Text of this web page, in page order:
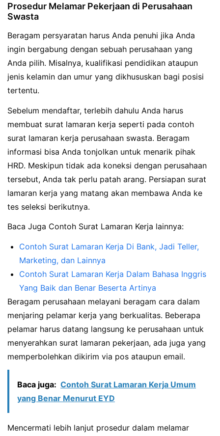
Prosedur Melamar Pekerjaan di Perusahaan
Swasta
Beragam persyaratan harus Anda penuhi jika Anda
ingin bergabung dengan sebuah perusahaan yang
Anda pilih. Misalnya, kualifikasi pendidikan ataupun
jenis kelamin dan umur yang dikhususkan bagi posisi
tertentu.
Sebelum mendaftar, terlebih dahulu Anda harus
membuat surat lamaran kerja seperti pada contoh
surat lamaran kerja perusahaan swasta. Beragam
informasi bisa Anda tonjolkan untuk menarik pihak
HRD. Meskipun tidak ada koneksi dengan perusahaan
tersebut, Anda tak perlu patah arang. Persiapan surat
lamaran kerja yang matang akan membawa Anda ke
tes seleksi berikutnya.
Baca Juga Contoh Surat Lamaran Kerja lainnya:
Contoh Surat Lamaran Kerja Di Bank, Jadi Teller,
Marketing, dan Lainnya
Contoh Surat Lamaran Kerja Dalam Bahasa Inggris
Yang Baik dan Benar Beserta Artinya
Beragam perusahaan melayani beragam cara dalam
menjaring pelamar kerja yang berkualitas. Beberapa
pelamar harus datang langsung ke perusahaan untuk
menyerahkan surat lamaran pekerjaan, ada juga yang
memperbolehkan dikirim via pos ataupun email.
Baca juga: Contoh Surat Lamaran Kerja Umum
yang Benar Menurut EYD
Mencermati lebih lanjut prosedur dalam melamar